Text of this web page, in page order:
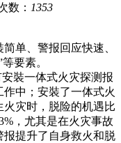
数： 1353
单、警报回应快速、
要素。
裝一体式火灾探测报
中；安裝了一体式火
灾时，脱险的机遇比
，尤其是在火灾事故
提升了自身救火和脱